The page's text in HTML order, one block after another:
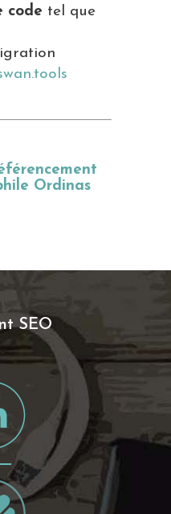
code tel que
Ordinas
SEO